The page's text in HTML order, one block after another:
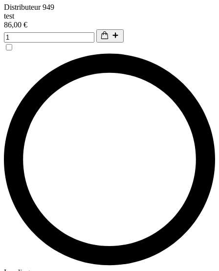
Distributeur 949
test
86,00 €